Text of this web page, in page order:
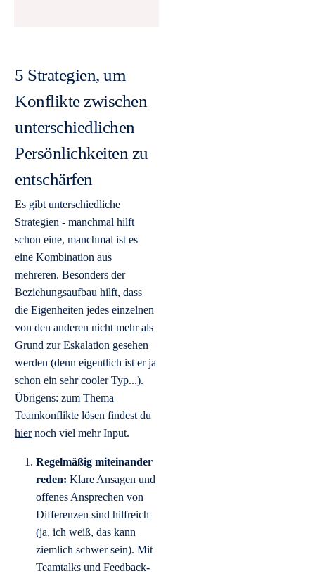
5 Strategien, um
Konflikte zwischen
unterschiedlichen
Persönlichkeiten zu
entschärfen
Es gibt unterschiedliche
Strategien - manchmal hilft
schon eine, manchmal ist es
eine Kombination aus
mehreren. Besonders der
Beziehungsaufbau hilft, dass
die Eigenheiten jedes einzelnen
von den anderen nicht mehr als
Grund zur Eskalation gesehen
werden (denn eigentlich ist er ja
schon ein sehr cooler Typ...).
Übrigens: zum Thema
Teamkonflikte lösen findest du
hiernoch viel mehr Input.
Regelmäßig miteinander
reden: Klare Ansagen und
offenes Ansprechen von
Differenzen sind hilfreich
(ja, ich weiß, das kann
ziemlich schwer sein). Mit
Teamtalks und Feedback-